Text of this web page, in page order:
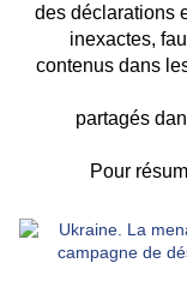
des déclarations
inexactes,
contenus dans
partagés
Pour